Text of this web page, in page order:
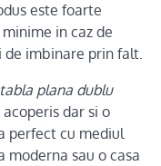
este foarte
in caz de
imbinare prin falt.
tabla plana dublu
dar si o
perfect cu mediul
moderna sau o casa